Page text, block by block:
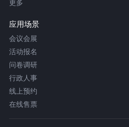
更多
应用场景
会议会展
活动报名
问卷调研
行政人事
线上预约
在线售票